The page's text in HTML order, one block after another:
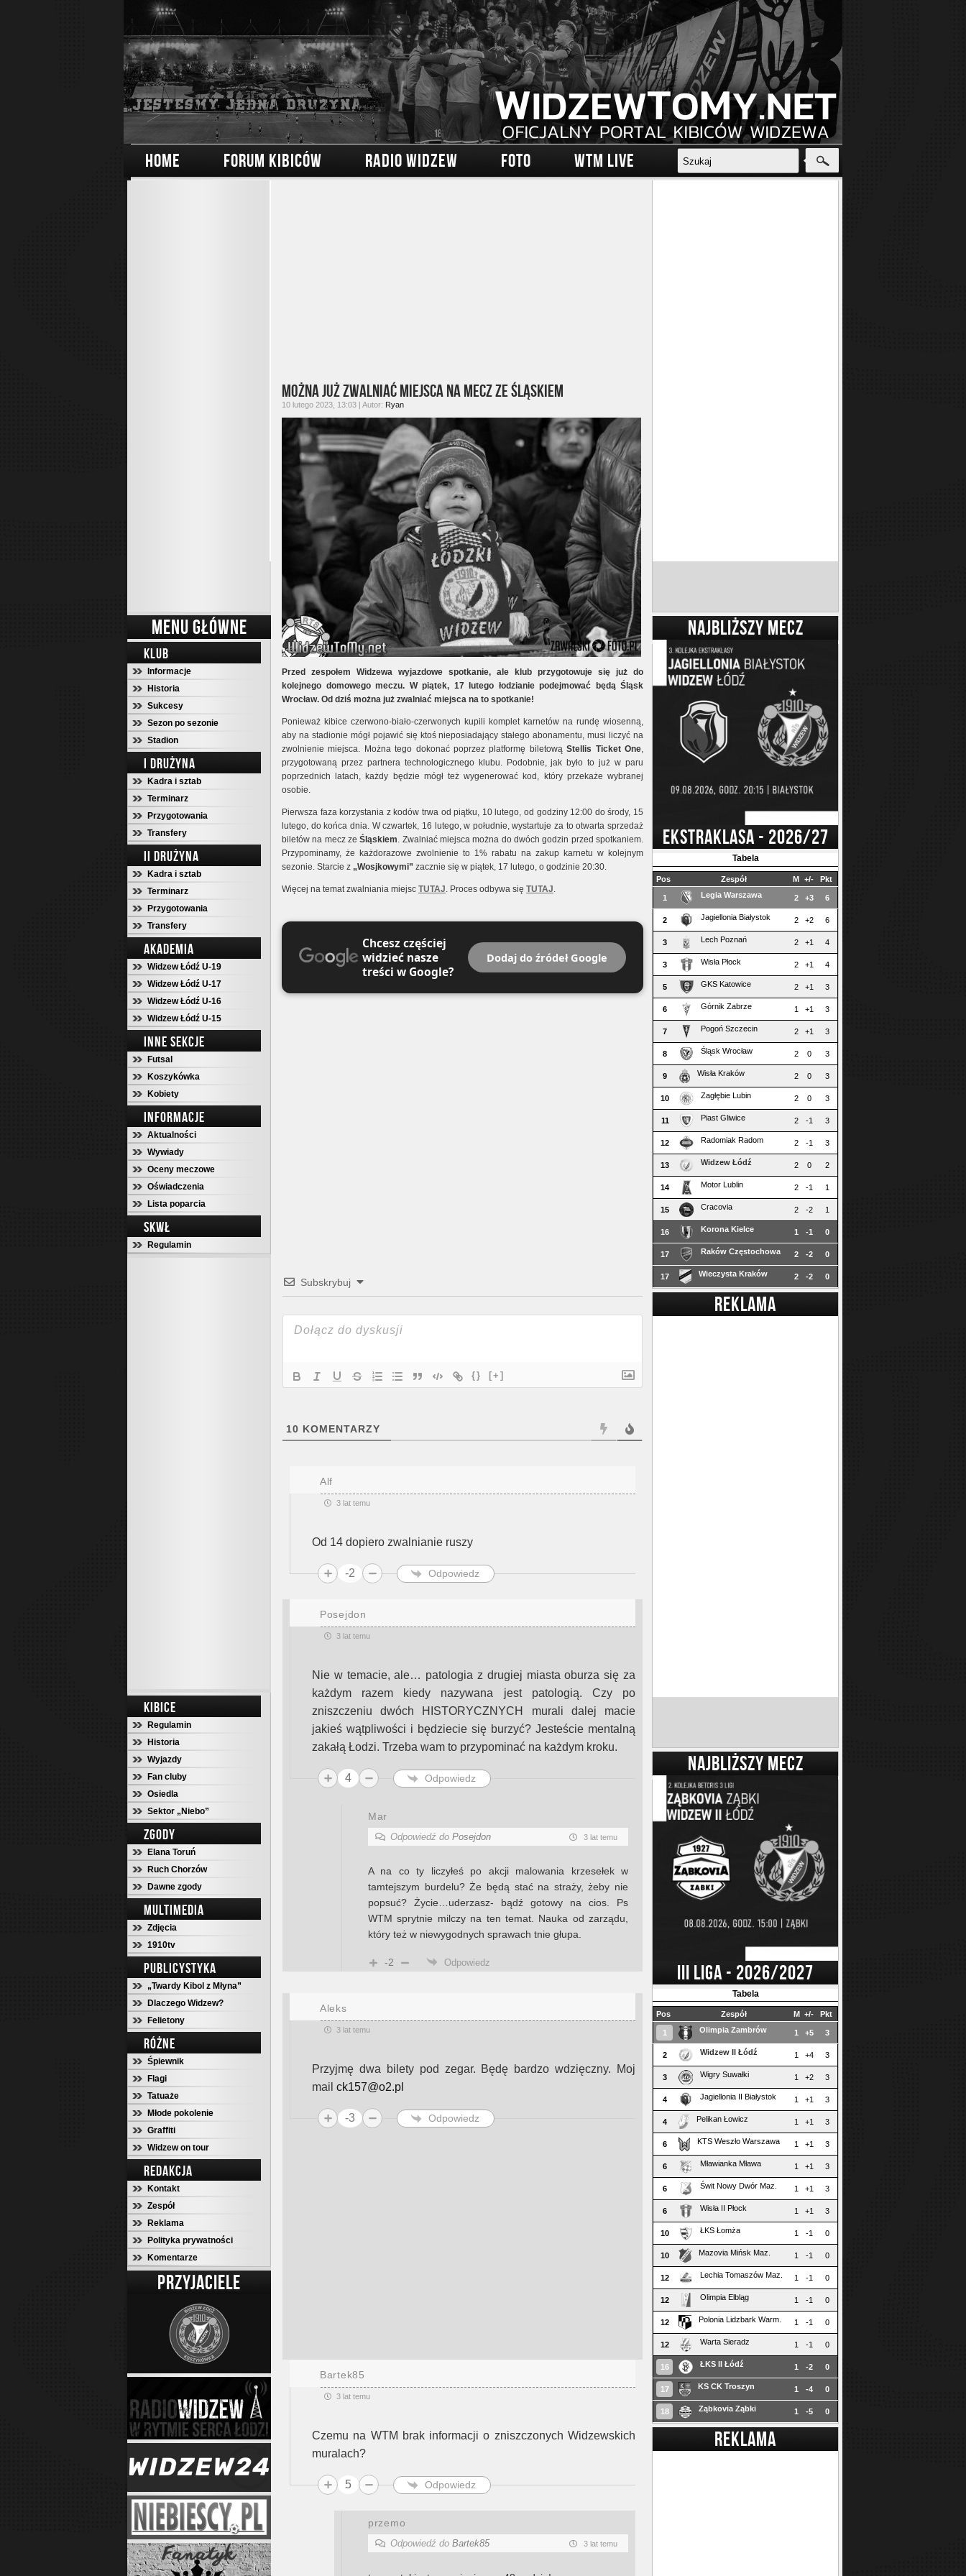
HOME FORUM KIBICÓW RADIO WIDZEW FOTO WTM LIVE
MENU GŁÓWNE
KLUB
Informacje
Historia
Sukcesy
Sezon po sezonie
Stadion
I DRUŻYNA
Kadra i sztab
Terminarz
Przygotowania
Transfery
II DRUŻYNA
Kadra i sztab
Terminarz
Przygotowania
Transfery
AKADEMIA
Widzew Łódź U-19
Widzew Łódź U-17
Widzew Łódź U-16
Widzew Łódź U-15
INNE SEKCJE
Futsal
Koszykówka
Kobiety
INFORMACJE
Aktualności
Wywiady
Oceny meczowe
Oświadczenia
Lista poparcia
SKWŁ
Regulamin
KIBICE
Regulamin
Historia
Wyjazdy
Fan cluby
Osiedla
Sektor „Niebo”
ZGODY
Elana Toruń
Ruch Chorzów
Dawne zgody
MULTIMEDIA
Zdjęcia
1910tv
PUBLICYSTYKA
„Twardy Kibol z Młyna”
Dlaczego Widzew?
Felietony
RÓŻNE
Śpiewnik
Flagi
Tatuaże
Młode pokolenie
Graffiti
Widzew on tour
REDAKCJA
Kontakt
Zespół
Reklama
Polityka prywatności
Komentarze
PRZYJACIELE
Można już zwalniać miejsca na mecz ze Śląskiem
10 lutego 2023, 13:03 | Autor: Ryan
Przed zespołem Widzewa wyjazdowe spotkanie, ale klub przygotowuje się już do
kolejnego domowego meczu. W piątek, 17 lutego łodzianie podejmować będą Śląsk
Wrocław. Od dziś można już zwalniać miejsca na to spotkanie!
Ponieważ kibice czerwono-biało-czerwonych kupili komplet karnetów na rundę wiosenną,
aby na stadionie mógł pojawić się ktoś nieposiadający stałego abonamentu, musi liczyć na
zwolnienie miejsca. Można tego dokonać poprzez platformę biletowąStellis Ticket One,
przygotowaną przez partnera technologicznego klubu. Podobnie, jak było to już w paru
poprzednich latach, każdy będzie mógł też wygenerować kod, który przekaże wybranej
osobie.
Pierwsza faza korzystania z kodów trwa od piątku, 10 lutego, od godziny 12:00 do środy, 15
lutego, do końca dnia. W czwartek, 16 lutego, w południe, wystartuje za to otwarta sprzedaż
biletów na mecz zeŚląskiem. Zwalniać miejsca można do dwóch godzin przed spotkaniem.
Przypominamy, że każdorazowe zwolnienie to 1% rabatu na zakup karnetu w kolejnym
sezonie. Starcie z „Wosjkowymi” zacznie się w piątek, 17 lutego, o godzinie 20:30.
Więcej na temat zwalniania miejsc TUTAJ. Proces odbywa się TUTAJ.
Chcesz częściej
widzieć nasze
treści w Google?
Dodaj do źródeł Google
Subskrybuj
{} [+]
10 KOMENTARZY
Alf
3 lat temu
Od 14 dopiero zwalnianie ruszy
-2 Odpowiedz
Posejdon
3 lat temu
Nie w temacie, ale… patologia z drugiej miasta oburza się za
każdym razem kiedy nazywana jest patologią. Czy po
zniszczeniu dwóch HISTORYCZNYCH murali dalej macie
jakieś wątpliwości i będziecie się burzyć? Jesteście mentalną
zakałą Łodzi. Trzeba wam to przypominać na każdym kroku.
4 Odpowiedz
Mar
Odpowiedź do Posejdon 3 lat temu
A na co ty liczyłeś po akcji malowania krzesełek w
tamtejszym burdelu? Że będą stać na straży, żeby nie
popsuć? Życie…uderzasz- bądź gotowy na cios. Ps
WTM sprytnie milczy na ten temat. Nauka od zarządu,
który też w niewygodnych sprawach tnie głupa.
-2 Odpowiedz
Aleks
3 lat temu
Przyjmę dwa bilety pod zegar. Będę bardzo wdzięczny. Moj
mail ck157@o2.pl
-3 Odpowiedz
Bartek85
3 lat temu
Czemu na WTM brak informacji o zniszczonych Widzewskich
muralach?
5 Odpowiedz
przemo
Odpowiedź do Bartek85 3 lat temu
NAJBLIŻSZY MECZ
EKSTRAKLASA - 2026/27
Tabela
Pos Zespół M +/- Pkt
1 Legia Warszawa 2 +3 6
2 Jagiellonia Białystok 2 +2 6
3 Lech Poznań 2 +1 4
3 Wisła Płock 2 +1 4
5 GKS Katowice 2 +1 3
6 Górnik Zabrze 1 +1 3
7 Pogoń Szczecin 2 +1 3
8 Śląsk Wrocław 2 0 3
9 Wisła Kraków 2 0 3
10 Zagłębie Lubin 2 0 3
11 Piast Gliwice 2 -1 3
12 Radomiak Radom 2 -1 3
13 Widzew Łódź 2 0 2
14 Motor Lublin 2 -1 1
15 Cracovia 2 -2 1
16 Korona Kielce 1 -1 0
17 Raków Częstochowa 2 -2 0
17 Wieczysta Kraków 2 -2 0
REKLAMA
NAJBLIŻSZY MECZ
III LIGA - 2026/2027
Tabela
Pos Zespół M +/- Pkt
1 Olimpia Zambrów 1 +5 3
2 Widzew II Łódź 1 +4 3
3 Wigry Suwałki 1 +2 3
4 Jagiellonia II Białystok 1 +1 3
4 Pelikan Łowicz 1 +1 3
6 KTS Weszło Warszawa 1 +1 3
6 Mławianka Mława 1 +1 3
6 Świt Nowy Dwór Maz. 1 +1 3
6 Wisła II Płock 1 +1 3
10 ŁKS Łomża 1 -1 0
10 Mazovia Mińsk Maz. 1 -1 0
12 Lechia Tomaszów Maz. 1 -1 0
12 Olimpia Elbląg 1 -1 0
12 Polonia Lidzbark Warm. 1 -1 0
12 Warta Sieradz 1 -1 0
16 ŁKS II Łódź 1 -2 0
17 KS CK Troszyn 1 -4 0
18 Ząbkovia Ząbki 1 -5 0
REKLAMA